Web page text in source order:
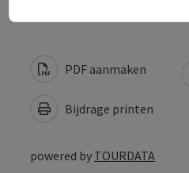
PDF aanmaken
Bijdrage printen
powered by TOURDATA